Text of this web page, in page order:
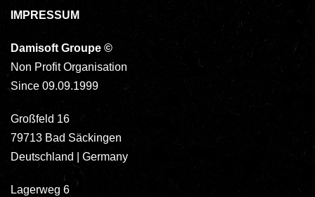
IMPRESSUM
Damisoft Groupe ©
Non Profit Organisation
Since 09.09.1999
Großfeld 16
79713 Bad Säckingen
Deutschland | Germany
Lagerweg 6